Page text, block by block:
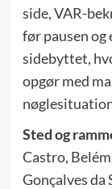
side, VAR-
før pausen
sidebyttet,
opgør med
Sted og
Castro,
Gonçalves